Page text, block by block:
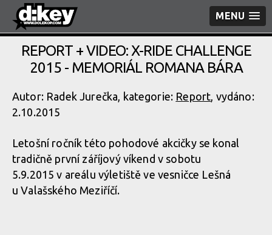
MENU
REPORT + VIDEO: X-RIDE CHALLENGE
2015 - MEMORIÁL ROMANA BÁRA
Autor: Radek Jurečka, kategorie: Report, vydáno:
2.10.2015
Letošní ročník této pohodové akcičky se konal
tradičně první záříjový víkend v sobotu
5.9.2015 v areálu výletiště ve vesničce Lešná
u Valašského Meziříčí.